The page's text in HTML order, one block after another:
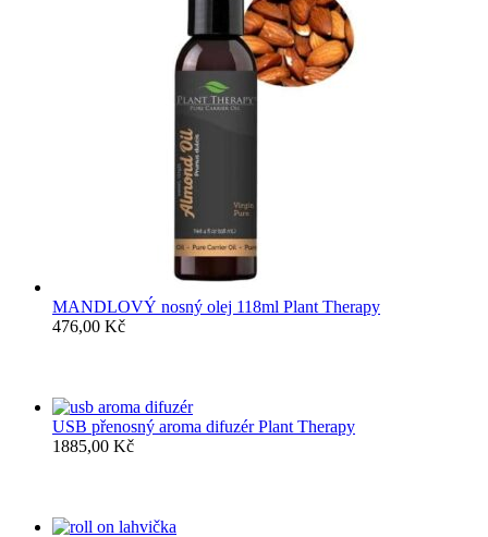
MANDLOVÝ nosný olej 118ml Plant Therapy
476,00 Kč
USB přenosný aroma difuzér Plant Therapy
1885,00 Kč